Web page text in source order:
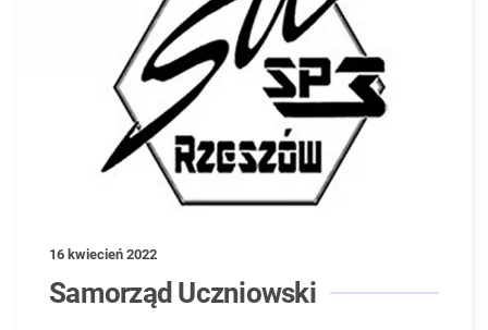
16 kwiecień 2022
Samorząd Uczniowski